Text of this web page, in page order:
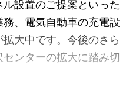
設置のご提案といった
、電気自動車の充電設
大中です。今後のさら
ンターの拡大に踏み切